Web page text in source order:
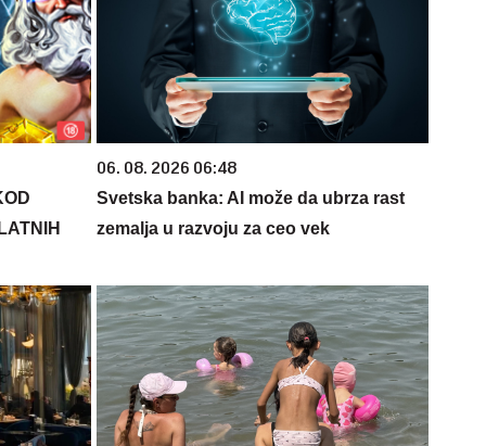
06. 08. 2026 06:48
Svetska banka: AI može da ubrza rast
zemalja u razvoju za ceo vek